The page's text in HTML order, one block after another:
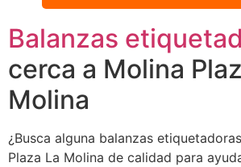
Balanzas
cerca a Molina
Molina
¿Busca alguna balanzas
Plaza La Molina de calidad para